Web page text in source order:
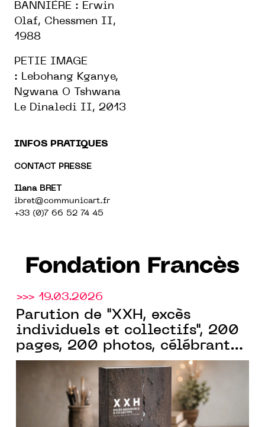
BANNIÈRE : Erwin
Olaf, Chessmen II,
1988
PETIE IMAGE
: Lebohang Kganye,
Ngwana O Tshwana
Le Dinaledi II, 2013
INFOS PRATIQUES
CONTACT PRESSE
Ilana BRET
ibret@communicart.fr
+33 (0)7 66 52 74 45
Fondation Francès
>>> 19.03.2026
Parution de "XXH, excès
individuels et collectifs", 200
pages, 200 photos, célébrant
les 15 ans de laFondation
Francès . En librairie dès le 19